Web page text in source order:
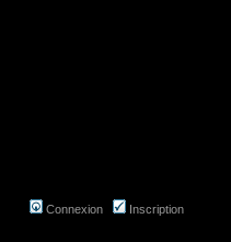
Connexion Inscription